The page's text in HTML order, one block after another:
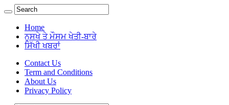
Home
ਨੁਸਖੇ ਤੇ ਮੌਸਮ ਖੇਤੀ-ਬਾਰੇ
ਸਿੱਖੀ ਖਬਰਾਂ
Contact Us
Term and Conditions
About Us
Privacy Policy